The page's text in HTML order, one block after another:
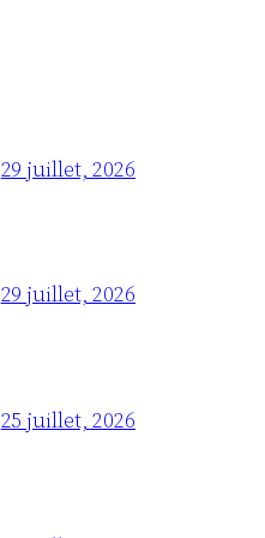
29 juillet, 2026
29 juillet, 2026
25 juillet, 2026